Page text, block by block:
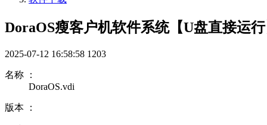
DoraOS瘦客户机软件系统【U盘直接运
2025-07-12 16:58:58 1203
名称 ：
DoraOS.vdi
版本 ：